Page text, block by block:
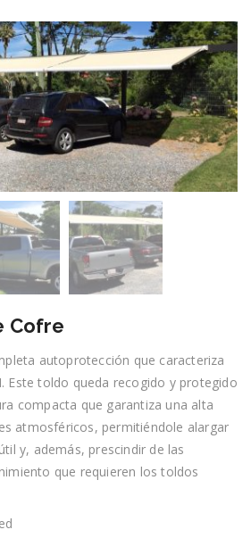
Cofre
autoprotección que caracteriza
Este toldo queda recogido y protegido
compacta que garantiza una alta
atmosféricos, permitiéndole alargar
y, además, prescindir de las
que requieren los toldos